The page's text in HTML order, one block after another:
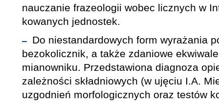
nauczanie frazeologii wobec licznych w
kowanych jednostek.
Do niestandardowych form wyrażania
bezokolicznik, a także zdaniowe
mianowniku. Przedstawiona diagnoza
zależności składniowych (w ujęciu I.A.
uzgodnień morfologicznych oraz testów